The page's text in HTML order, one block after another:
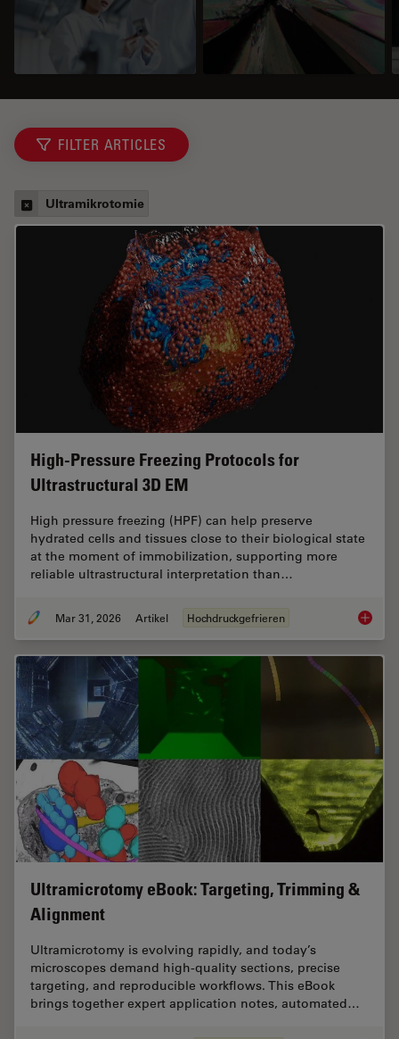
FILTER ARTICLES
Ultramikrotomie
High-Pressure Freezing Protocols for
Ultrastructural 3D EM
High pressure freezing (HPF) can help preserve
hydrated cells and tissues close to their biological state
at the moment of immobilization, supporting more
reliable ultrastructural interpretation than…
Mar 31, 2026 Artikel Hochdruckgefrieren High-
Ultramicrotomy eBook: Targeting, Trimming &
Alignment
Ultramicrotomy is evolving rapidly, and today’s
microscopes demand high‑quality sections, precise
targeting, and reproducible workflows. This eBook
brings together expert application notes, automated…